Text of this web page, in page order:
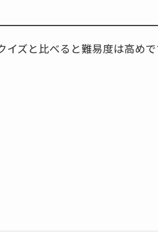
ズと比べると難易度は高め